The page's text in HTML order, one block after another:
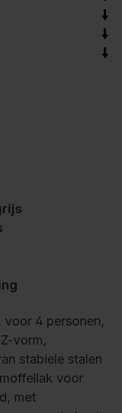
voor 4 personen,
vorm,
stabiele stalen
voor
met